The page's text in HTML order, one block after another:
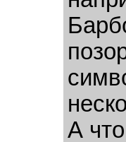
А